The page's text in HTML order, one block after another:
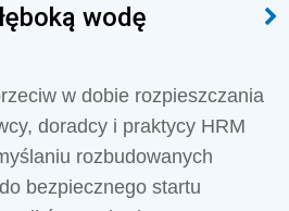
wodę
w dobie rozpieszczania
doradcy i praktycy HRM
rozbudowanych
bezpiecznego startu